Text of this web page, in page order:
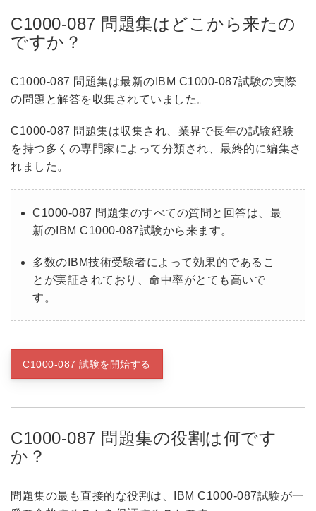
C1000-087 問題集はどこから来たの
ですか？
C1000-087 問題集は最新のIBM C1000-087試験の実際
の問題と解答を収集されていました。
C1000-087 問題集は収集され、業界で長年の試験経験
を持つ多くの専門家によって分類され、最終的に編集さ
れました。
C1000-087 問題集のすべての質問と回答は、最
新のIBM C1000-087試験から来ます。
多数のIBM技術受験者によって効果的であるこ
とが実証されており、命中率がとても高いで
す。
C1000-087 試験を開始する
C1000-087 問題集の役割は何です
か？
問題集の最も直接的な役割は、IBM C1000-087試験が一